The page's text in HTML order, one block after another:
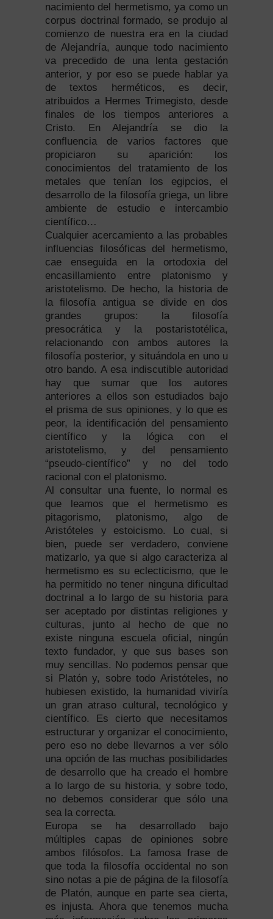
nacimiento del hermetismo, ya como un
corpus doctrinal formado, se produjo al
comienzo de nuestra era en la ciudad
de Alejandría, aunque todo nacimiento
va precedido de una lenta gestación
anterior, y por eso se puede hablar ya
de textos herméticos, es decir,
atribuidos a Hermes Trimegisto, desde
finales de los tiempos anteriores a
Cristo. En Alejandría se dio la
confluencia de varios factores que
propiciaron su aparición: los
conocimientos del tratamiento de los
metales que tenían los egipcios, el
desarrollo de la filosofía griega, un libre
ambiente de estudio e intercambio
científico…
Cualquier acercamiento a las probables
influencias filosóficas del hermetismo,
cae enseguida en la ortodoxia del
encasillamiento entre platonismo y
aristotelismo. De hecho, la historia de
la filosofía antigua se divide en dos
grandes grupos: la filosofía
presocrática y la postaristotélica,
relacionando con ambos autores la
filosofía posterior, y situándola en uno u
otro bando. A esa indiscutible autoridad
hay que sumar que los autores
anteriores a ellos son estudiados bajo
el prisma de sus opiniones, y lo que es
peor, la identificación del pensamiento
científico y la lógica con el
aristotelismo, y del pensamiento
“pseudo-científico” y no del todo
racional con el platonismo.
Al consultar una fuente, lo normal es
que leamos que el hermetismo es
pitagorismo, platonismo, algo de
Aristóteles y estoicismo. Lo cual, si
bien, puede ser verdadero, conviene
matizarlo, ya que si algo caracteriza al
hermetismo es su eclecticismo, que le
ha permitido no tener ninguna dificultad
doctrinal a lo largo de su historia para
ser aceptado por distintas religiones y
culturas, junto al hecho de que no
existe ninguna escuela oficial, ningún
texto fundador, y que sus bases son
muy sencillas. No podemos pensar que
si Platón y, sobre todo Aristóteles, no
hubiesen existido, la humanidad viviría
un gran atraso cultural, tecnológico y
científico. Es cierto que necesitamos
estructurar y organizar el conocimiento,
pero eso no debe llevarnos a ver sólo
una opción de las muchas posibilidades
de desarrollo que ha creado el hombre
a lo largo de su historia, y sobre todo,
no debemos considerar que sólo una
sea la correcta.
Europa se ha desarrollado bajo
múltiples capas de opiniones sobre
ambos filósofos. La famosa frase de
que toda la filosofía occidental no son
sino notas a pie de página de la filosofía
de Platón, aunque en parte sea cierta,
es injusta. Ahora que tenemos mucha